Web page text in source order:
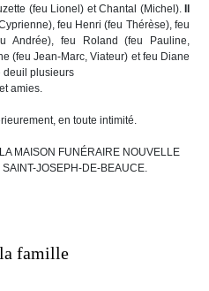
(feu Lionel) et Chantal (Michel).
feu Henri (feu Thérèse), feu
Andrée), feu Roland (feu Pauline,
(feu Jean-Marc, Viateur) et feu Diane
deuil plusieurs
amies.
en toute intimité.
MAISON FUNÉRAIRE NOUVELLE
JOSEPH-DE-BEAUCE.
la famille